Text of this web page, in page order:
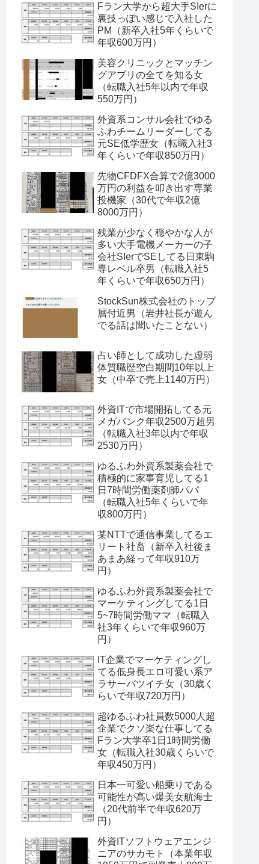
Fラン大学から超大手SIerに
裏技っぽい感じで入社した
PM（新卒入社5年くらいで
年収600万円）
美容クリニックとマッチン
グアプリの全てを知る女
（転職入社5年以内で年収
550万円）
外資系コンサル会社でゆる
ふわチームリーダーしてる
元SE低学歴女（転職入社3
年くらいで年収850万円）
先物CFDFX合算で2億3000
万円の利益を叩き出す専業
投機家（30代で年収2億
8000万円）
残業が少なく穏やかな人が
多い大手電機メーカーの子
会社SIerでSEしてる日東駒
専レベル卒男（転職入社5
年くらいで年収650万円）
StockSun株式会社のトップ
層付近男（岩井社長が遊ん
でる話は聞いたことない）
占い師として成功した虚弱
体質職歴空白期間10年以上
女（中卒で売上1140万円）
外資ITで市場開拓してる元
メガバンク年収2500万超男
（転職入社3年以内で年収
2530万円）
ゆるふわ外資系製薬会社で
積極的に家事育児してる1
日7時間労働薬剤師パパ
（転職入社5年くらいで年
収800万円）
某NTTで通信事業してるエ
リート社畜（新卒入社後ま
あまあ経って年収910万
円）
ゆるふわ外資系製薬会社で
マーケティングしてる1日
5~7時間労働ママ（転職入
社3年くらいで年収960万
円）
IT企業でマーケティングし
てる低身長エロ可愛い系ア
ラサーバツイチ女（30歳く
らいで年収720万円）
超ゆるふわ社員数5000人超
企業でクソ楽な仕事してる
Fラン大学卒1日1時間労働
女（転職入社30歳くらいで
年収450万円）
日本一可愛い船乗りである
可能性が高い爆美女航海士
（20代前半で年収620万
円）
外資ITソフトウェアエンジ
ニアのサカモト（本業年収